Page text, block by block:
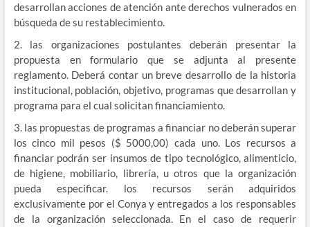
desarrollan acciones de atención ante derechos vulnerados en
búsqueda de su restablecimiento.
2. las organizaciones postulantes deberán presentar la
propuesta en formulario que se adjunta al presente
reglamento. Deberá contar un breve desarrollo de la historia
institucional, población, objetivo, programas que desarrollan y
programa para el cual solicitan financiamiento.
3. las propuestas de programas a financiar no deberán superar
los cinco mil pesos ($ 5000,00) cada uno. Los recursos a
financiar podrán ser insumos de tipo tecnológico, alimenticio,
de higiene, mobiliario, librería, u otros que la organización
pueda especificar. los recursos serán adquiridos
exclusivamente por el Conya y entregados a los responsables
de la organización seleccionada. En el caso de requerir